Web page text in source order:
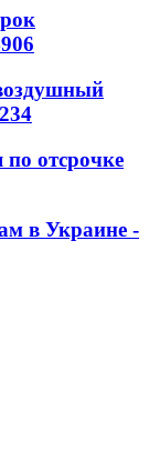
отсрочке
в Украине -